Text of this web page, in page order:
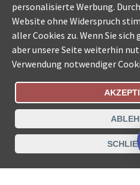
Bestellungsstatus
Datenschutz Impressum
personalisierte Werbung.
Website ohne Widerspruch
aller Cookies zu. Wenn Sie
aber unsere Seite weiterhin
Verwendung notwendiger